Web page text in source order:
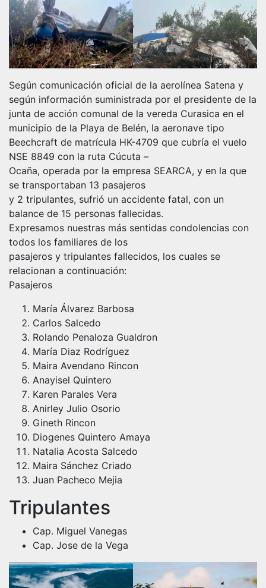
Según comunicación oficial de la aerolínea Satena y
según información suministrada por el presidente de la
junta de acción comunal de la vereda Curasica en el
municipio de la Playa de Belén, la aeronave tipo
Beechcraft de matrícula HK-4709 que cubría el vuelo
NSE 8849 con la ruta Cúcuta –
Ocaña, operada por la empresa SEARCA, y en la que
se transportaban 13 pasajeros
y 2 tripulantes, sufrió un accidente fatal, con un
balance de 15 personas fallecidas.
Expresamos nuestras más sentidas condolencias con
todos los familiares de los
pasajeros y tripulantes fallecidos, los cuales se
relacionan a continuación:
Pasajeros
María Álvarez Barbosa
Carlos Salcedo
Rolando Penaloza Gualdron
María Diaz Rodríguez
Maira Avendano Rincon
Anayisel Quintero
Karen Parales Vera
Anirley Julio Osorio
Gineth Rincon
Diogenes Quintero Amaya
Natalia Acosta Salcedo
Maira Sánchez Criado
Juan Pacheco Mejia
Tripulantes
Cap. Miguel Vanegas
Cap. Jose de la Vega